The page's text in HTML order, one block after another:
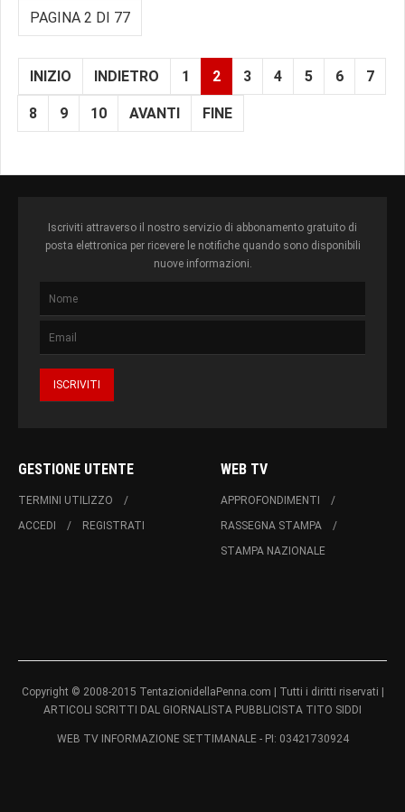
PAGINA 2 DI 77
INIZIO INDIETRO 1 2 3 4 5 6 7
8 9 10 AVANTI FINE
Iscriviti attraverso il nostro servizio di abbonamento gratuito di
posta elettronica per ricevere le notifiche quando sono disponibili
nuove informazioni.
GESTIONE UTENTE
TERMINI UTILIZZO
ACCEDI
REGISTRATI
WEB TV
APPROFONDIMENTI
RASSEGNA STAMPA
STAMPA NAZIONALE
Copyright © 2008-2015 TentazionidellaPenna.com | Tutti i diritti riservati |
ARTICOLI SCRITTI DAL GIORNALISTA PUBBLICISTA TITO SIDDI
WEB TV INFORMAZIONE SETTIMANALE - PI: 03421730924